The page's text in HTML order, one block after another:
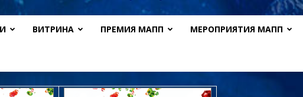
ВИТРИНА ПРЕМИЯ МАПП МЕРОПРИЯТИЯ МАПП